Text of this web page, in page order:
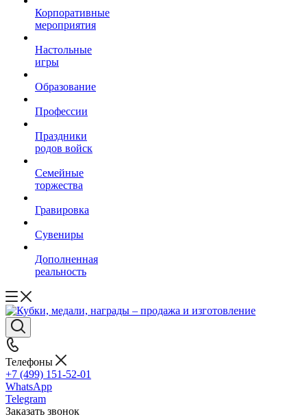
Корпоративные
мероприятия
Настольные
игры
Образование
Профессии
Праздники
родов войск
Семейные
торжества
Гравировка
Сувениры
Дополненная
реальность
Телефоны
+7 (499) 151-52-01
WhatsApp
Telegram
Заказать звонок